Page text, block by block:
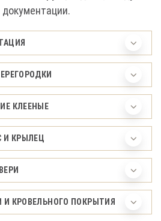
КЛЕЕНЫЕ
И КРЫЛЕЦ
КРОВЕЛЬНОГО ПОКРЫТИЯ